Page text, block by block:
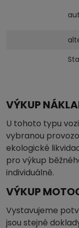
VÝKUP
U tohoto typu
vybranou
ekologické
pro výkup
individuálně.
VÝKUP
Vystavujeme
jsou stejné